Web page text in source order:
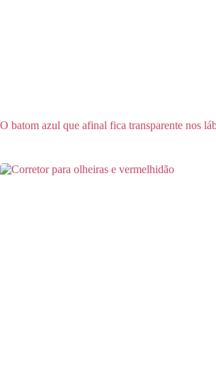
O batom azul que afinal fica transparente nos